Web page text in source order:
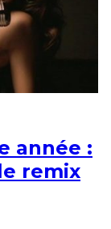
année :
remix